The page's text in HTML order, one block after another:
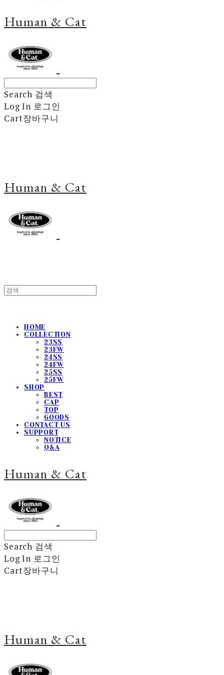
Human & Cat
Search 검색
Log In 로그인
Cart장바구니
Human & Cat
HOME
COLLECTION
23SS
23FW
24SS
24FW
25SS
25FW
SHOP
BEST
CAP
TOP
GOODS
CONTACT US
SUPPORT
NOTICE
Q&A
Human & Cat
Search 검색
Log In 로그인
Cart장바구니
Human & Cat